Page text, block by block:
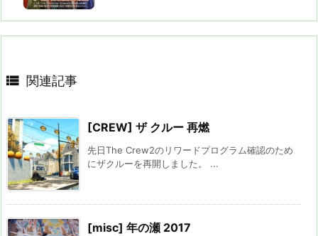
 関連記事
[CREW] ザ クルー 再燃
先日The Crew2のリワードプログラム確認のため
にザクルーを再開しました。 ...
[misc] 年の瀬 2017